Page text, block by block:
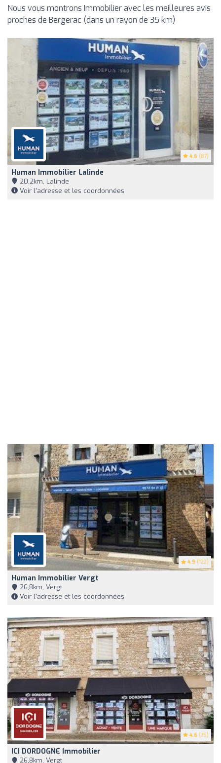
Nous vous montrons Immobilier avec les meilleures avis
proches de Bergerac (dans un rayon de 35 km)
4.6 (87)
Human Immobilier Lalinde
20,2km, Lalinde
Voir l'adresse et les coordonnées
4.9 (122)
Human Immobilier Vergt
26,8km, Vergt
Voir l'adresse et les coordonnées
4.6 (75)
ICI DORDOGNE Immobilier
26,8km, Vergt